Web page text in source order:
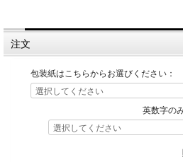
注文
包装紙はこちらからお選びください：
英数字の